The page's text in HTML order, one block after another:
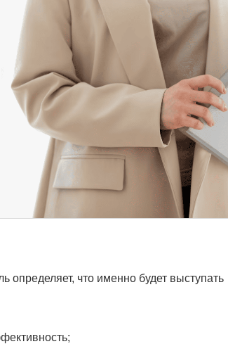
определяет, что именно будет выступать